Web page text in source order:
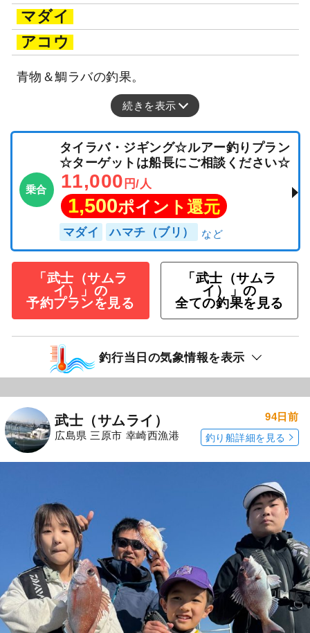
マダイ
アコウ
青物＆鯛ラバの釣果。
続きを表示
乗合
タイラバ・ジギング☆ルアー釣りプラン
☆ターゲットは船長にご相談ください☆
11,000 円/人
1,500ポイント還元
マダイ ハマチ（ブリ）
「武士（サムラ
イ）」の
予約プランを見る
「武士（サムラ
イ）」の
全ての釣果を見る
釣行当日の気象情報を表示
武士（サムライ）
広島県 三原市 幸崎西漁港
94日前
釣り船詳細を見る